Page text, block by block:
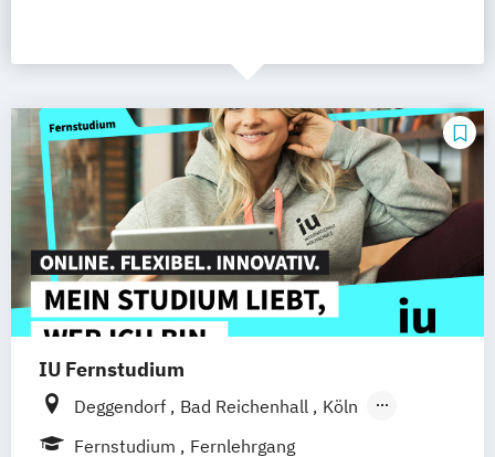
IU Fernstudium
Deggendorf Bad Reichenhall
Köln
Rostock
Freiburg
Kiel
Fernstudium
Fernlehrgang